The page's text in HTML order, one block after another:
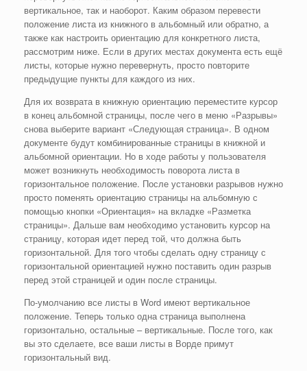
вертикальное, так и наоборот. Каким образом перевести
положение листа из книжного в альбомный или обратно, а
также как настроить ориентацию для конкретного листа,
рассмотрим ниже. Если в других местах документа есть ещё
листы, которые нужно перевернуть, просто повторите
предыдущие пункты для каждого из них.
Для их возврата в книжную ориентацию переместите курсор
в конец альбомной страницы, после чего в меню «Разрывы»
снова выберите вариант «Следующая страница». В одном
документе будут комбинированные страницы в книжной и
альбомной ориентации. Но в ходе работы у пользователя
может возникнуть необходимость поворота листа в
горизонтальное положение. После установки разрывов нужно
просто поменять ориентацию страницы на альбомную с
помощью кнопки «Ориентация» на вкладке «Разметка
страницы». Дальше вам необходимо установить курсор на
страницу, которая идет перед той, что должна быть
горизонтальной. Для того чтобы сделать одну страницу с
горизонтальной ориентацией нужно поставить один разрыв
перед этой страницей и один после страницы.
По-умолчанию все листы в Word имеют вертикальное
положение. Теперь только одна страница выполнена
горизонтально, остальные – вертикальные. После того, как
вы это сделаете, все ваши листы в Ворде примут
горизонтальный вид.